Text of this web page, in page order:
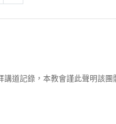
道記錄，本教會謹此聲明該團